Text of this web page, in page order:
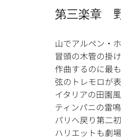
第三楽章
山でアルペン・
冒頭の木管の掛
作曲するのに最
弦のトレモロが
イタリアの田園
ティンパニの雷鳴
パリへ戻り第二
ハリエットも劇